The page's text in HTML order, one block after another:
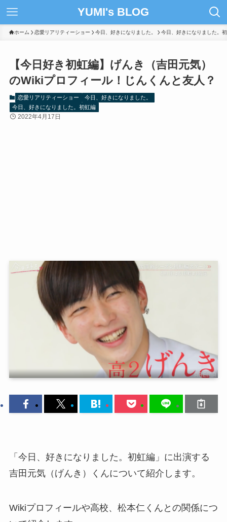
YUMI's BLOG
ホーム 恋愛リアリティーショー 今日、好きになりました。 今日、好きになりました。
【今日好き初虹編】げんき（吉田元気）
のWikiプロフィール！じんくんと友人？
恋愛リアリティーショー
今日、好きになりました。
今日、好きになりました。初虹編
2022年4月17日
「今日、好きになりました。初虹編」に出演する
吉田元気（げんき）くんについて紹介します。
Wikiプロフィールや高校、松本仁くんとの関係につ